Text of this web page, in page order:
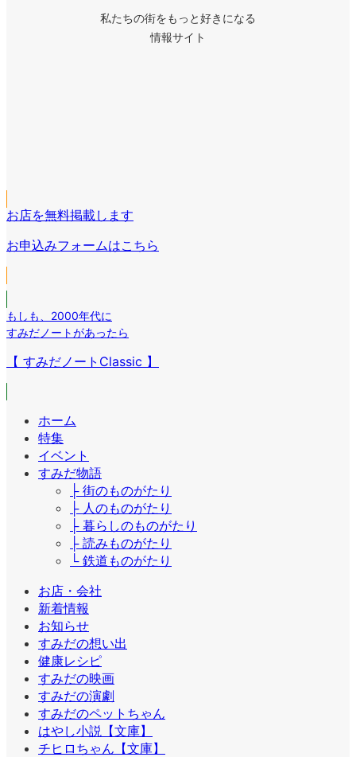
私たちの街をもっと好きになる
情報サイト
リ
ン
ク
ン
リ
ク
ン
ン
ク
お店を無料掲載します
お申込みフォームはこちら
もしも
2000年代に
すみだノートがあったら
【 すみだノートClassic 】
ホーム
特集
イベント
すみだ物語
├ 街のものがたり
├ 人のものがたり
├ 暮らしのものがたり
├ 読みものがたり
└ 鉄道ものがたり
お店・会社
新着情報
お知らせ
すみだの想い出
健康レシピ
すみだの映画
すみだの演劇
すみだのペットちゃん
はやし小説【文庫】
チヒロちゃん【文庫】